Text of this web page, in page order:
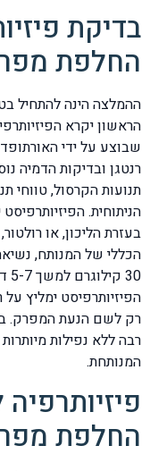
בדיקת
החלפת
ההמלצה הינה להתחיל
הראשון יקרא
שבוצע על ידי
תנועות הקרסול, טווחי
הניתוחית.
בעזרת הליכון, או
הכללי של המנותח,
הפיזיותרפיסט ימליץ
רק לשם הנעת המפרק.
רבה ללא נפילות
המנותחת.
החלפת